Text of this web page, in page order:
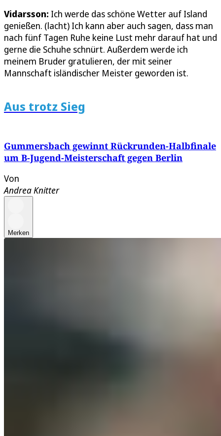
Vidarsson: Ich werde das schöne Wetter auf Island
genießen. (lacht) Ich kann aber auch sagen, dass man
nach fünf Tagen Ruhe keine Lust mehr darauf hat und
gerne die Schuhe schnürt. Außerdem werde ich
meinem Bruder gratulieren, der mit seiner
Mannschaft isländischer Meister geworden ist.
Aus trotz Sieg
Gummersbach gewinnt Rückrunden-Halbfinale
um B-Jugend-Meisterschaft gegen Berlin
Von
Andrea Knitter
Merken